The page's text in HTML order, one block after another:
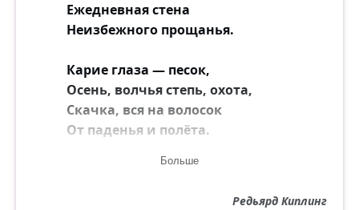
Ежедневная стена
Неизбежного прощанья.
Карие глаза — песок,
Осень, волчья степь, охота,
Скачка, вся на волосок
От паденья и полёта.
Нет, я не судья для них,
Больше
Редьярд Киплинг